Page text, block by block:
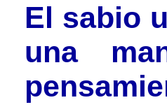
El sabio
una